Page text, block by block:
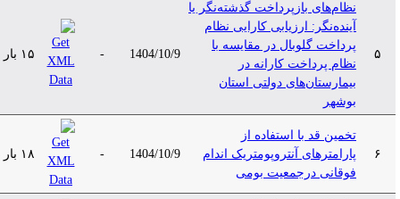
نظام‌های بازپرداخت گذشته‌نگر یا
آینده‌نگر: ارزیابی کارایی نظام
پرداخت گلوبال در مقایسه با
نظام پرداخت کارانه در
بیمارستان‌های دولتی استان
بوشهر
1404/10/9 ۱۵ بار
تخمین قد با استفاده از
پارامترهای آنتروپومتریک اندام
فوقانی درجمعیت بومی
1404/10/9 ۱۸ بار